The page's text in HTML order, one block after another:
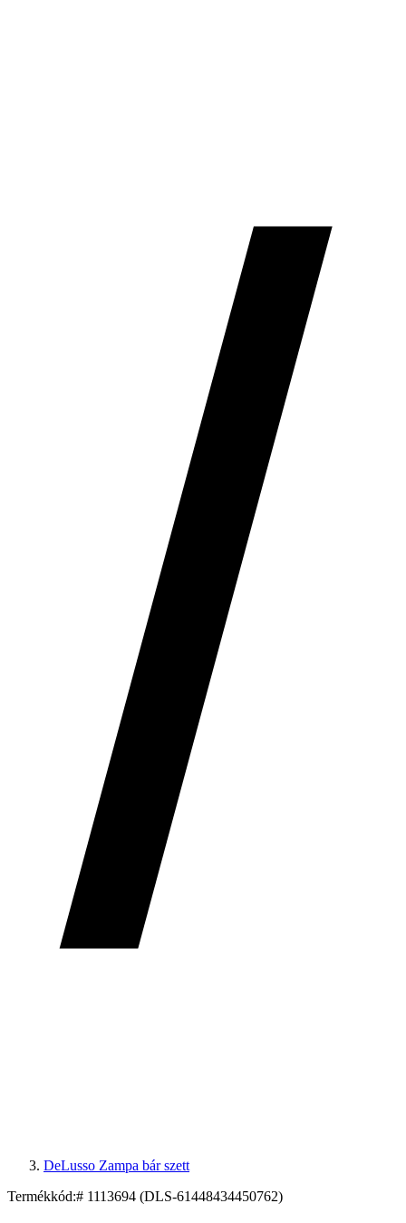
DeLusso Zampa bár szett
Termékkód:# 1113694 (DLS-61448434450762)